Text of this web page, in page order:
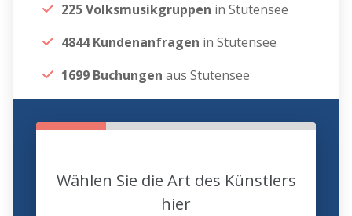
225 Volksmusikgruppen in Stutensee
4844 Kundenanfragen in Stutensee
1699 Buchungen aus Stutensee
Wählen Sie die Art des Künstlers
hier